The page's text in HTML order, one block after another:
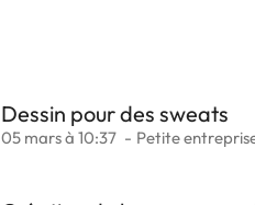
Dessin pour des sweats
05 mars à 10:37 Petite